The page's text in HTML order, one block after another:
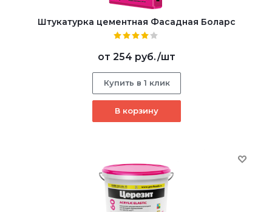
Штукатурка цементная Фасадная Боларс
от 254 руб./шт
Купить в 1 клик
В корзину